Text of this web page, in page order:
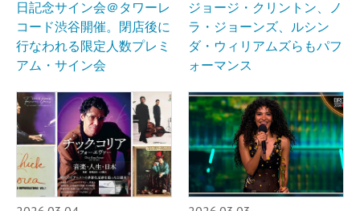
日記念サイン会＠タワーレ
コード渋谷開催。閉店後に
行なわれる限定人数プレミ
アム・サイン会
ジョージ・クリントン、ノ
ラ・ジョーンズ、ルシン
ダ・ウィリアムズらもパフ
ォーマンス